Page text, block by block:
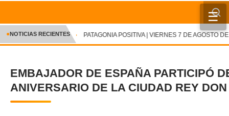
☰
INICIO
CRÓNICA
DEPORTES ✕
●NOTICIAS RECIENTES PATAGONIA POSITIVA | VIERNES 7 DE AGOSTO DE
EMBAJADOR DE ESPAÑA PARTICIPÓ
ANIVERSARIO DE LA CIUDAD REY